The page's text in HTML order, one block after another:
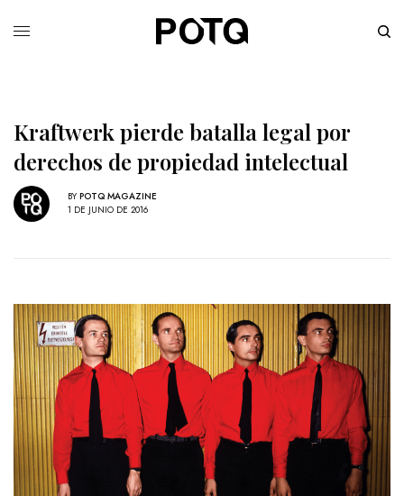
Kraftwerk pierde batalla legal por
derechos de propiedad intelectual
BY POTQ MAGAZINE
1 DE JUNIO DE 2016